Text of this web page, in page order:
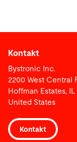
Kontakt
Bystronic Inc.
2200 West Central
Hoffman Estates, IL
United States
Kontakt